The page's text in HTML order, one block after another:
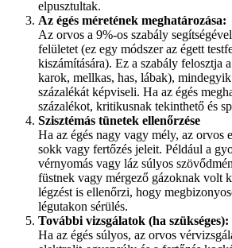
elpusztultak.
Az égés méretének meghatározása:
Az orvos a 9%-os szabály
felületet (ez egy módszer az égett
kiszámítására). Ez a szabály felosztja
karok, mellkas, has, lábak),
százalékát képviseli. Ha az égés
százalékot, kritikusnak tekinthető és
Szisztémás tünetek ellenőrzése
Ha az égés nagy vagy mély, az orvos
sokk vagy fertőzés jeleit. Például a
vérnyomás vagy láz súlyos
füstnek vagy mérgező gázoknak volt
légzést is ellenőrzi, hogy
légutakon sérülés.
További vizsgálatok (ha szükséges):
Ha az égés súlyos, az orvos